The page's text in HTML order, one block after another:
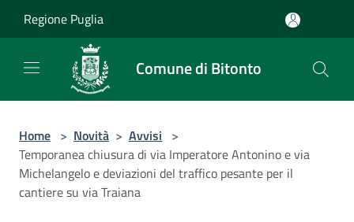
Regione Puglia
Comune di Bitonto
Home > Novità > Avvisi >
Temporanea chiusura di via Imperatore Antonino e via
Michelangelo e deviazioni del traffico pesante per il
cantiere su via Traiana